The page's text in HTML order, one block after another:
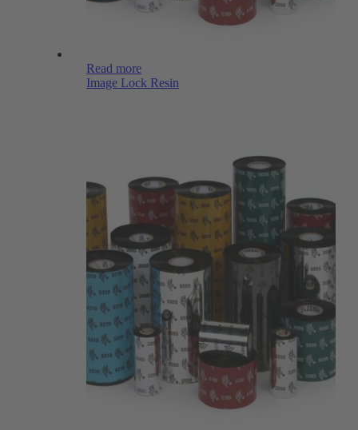
Read more
Image Lock Resin